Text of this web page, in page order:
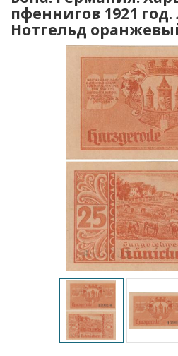
пфеннигов 1921
Нотгельд